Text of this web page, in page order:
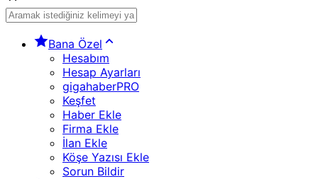
Bana Özel
Hesabım
Hesap Ayarları
gigahaberPRO
Keşfet
Haber Ekle
Firma Ekle
İlan Ekle
Köşe Yazısı Ekle
Sorun Bildir